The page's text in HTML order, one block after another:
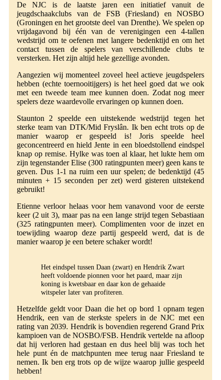
De NJC is de laatste jaren een initiatief vanuit de
jeugdschaakclubs van de FSB (Friesland) en NOSBO
(Groningen en het grootste deel van Drenthe). We spelen op
vrijdagavond bij één van de verenigingen een 4-tallen
wedstrijd om te oefenen met langere bedenktijd en om het
contact tussen de spelers van verschillende clubs te
versterken. Het zijn altijd hele gezellige avonden.
Aangezien wij momenteel zoveel heel actieve jeugdspelers
hebben (echte toernooitijgers) is het heel goed dat we ook
met een tweede team mee kunnen doen. Zodat nog meer
spelers deze waardevolle ervaringen op kunnen doen.
Staunton 2 speelde een uitstekende wedstrijd tegen het
sterke team van DTK/Mid Fryslân. Ik ben echt trots op de
manier waarop er gespeeld is! Joris speelde heel
geconcentreerd en hield Jente in een bloedstollend eindspel
knap op remise. Hylke was toen al klaar, het lukte hem om
zijn tegenstander Elise (300 ratingpunten meer) geen kans te
geven. Dus 1-1 na ruim een uur spelen; de bedenktijd (45
minuten + 15 seconden per zet) werd gisteren uitstekend
gebruikt!
Etienne verloor helaas voor hem vanavond voor de eerste
keer (2 uit 3), maar pas na een lange strijd tegen Sebastiaan
(325 ratingpunten meer). Complimenten voor de inzet en
toewijding waarop deze partij gespeeld werd, dat is de
manier waarop je een betere schaker wordt!
Het eindspel tussen Daan (zwart) en Hendrik Zwart
heeft voldoende pionnen voor het paard, maar zijn
koning is kwetsbaar en daar kon de gehaaide
witspeler later van profiteren.
Hetzelfde geldt voor Daan die het op bord 1 opnam tegen
Hendrik, een van de sterkste spelers in de NJC met een
rating van 2039. Hendrik is bovendien regerend Grand Prix
kampioen van de NOSBO/FSB. Hendrik vertelde na afloop
dat hij verloren had gestaan en dus heel blij was toch het
hele punt én de matchpunten mee terug naar Friesland te
nemen. Ik ben erg trots op de wijze waarop jullie gespeeld
hebben!